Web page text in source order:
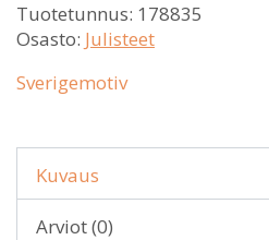
Tuotetunnus: 178835
Osasto: Julisteet
Sverigemotiv
Kuvaus
Arviot (0)